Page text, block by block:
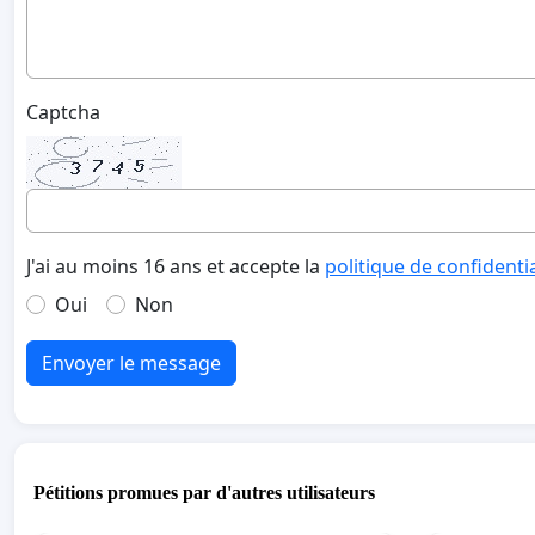
Captcha
J'ai au moins 16 ans et accepte la politique de
Oui
Non
Envoyer le message
Pétitions promues par d'autres utilisateurs